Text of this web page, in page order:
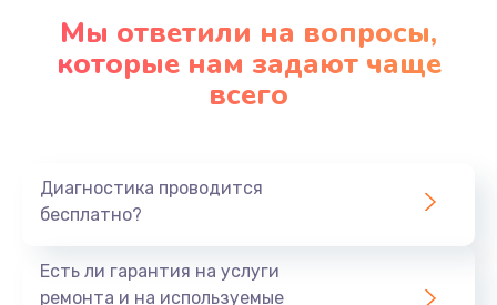
Мы ответили на вопросы,
которые нам задают чаще
всего
Диагностика проводится
бесплатно?
Есть ли гарантия на услуги
ремонта и на используемые